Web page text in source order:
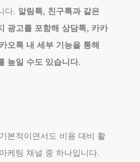
다. 알림톡, 친구톡과 같은
광고를 포함해 상담톡, 카카
오톡 내 세부 기능을 통해
높일 수도 있습니다.
본적이면서도 비용 대비 활
케팅 채널 중 하나입니다.